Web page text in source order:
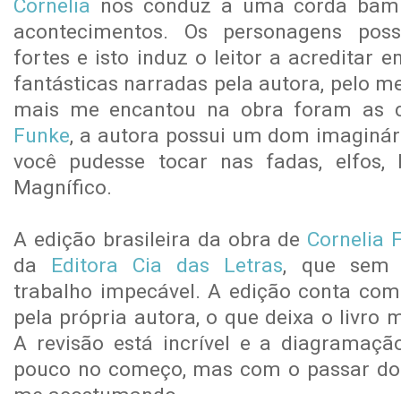
Cornelia nos conduz a uma corda
acontecimentos. Os personagens
fortes e isto induz o leitor a acreditar
fantásticas narradas pela autora, pelo
mais me encantou na obra foram as
Funke, a autora possui um dom
você pudesse tocar nas fadas, elfos,
Magnífico.
A edição brasileira da obra de Cornelia
da Editora Cia das Letras, que sem
trabalho impecável. A edição conta
pela própria autora, o que deixa o livro
A revisão está incrível e a
pouco no começo, mas com o passar